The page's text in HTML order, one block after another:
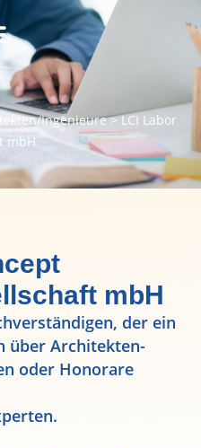
Ingenieure>LCI Labor
mbH
mbH
der ein
über Architekten-
oder Honorare